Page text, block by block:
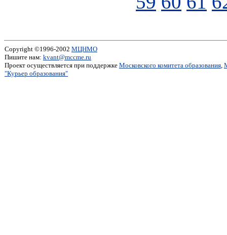
Copyright ©1996-2002 МЦНМО
Пишите нам: kvant@mccme.ru
Проект осуществляется при поддержке Московского комитета образования,
"Курьер образования"